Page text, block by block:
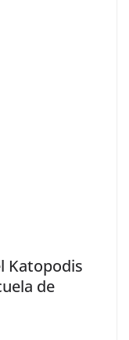
Katopodis
de